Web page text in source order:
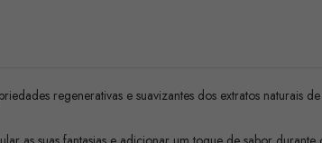
regenerativas e suavizantes dos extratos naturais de